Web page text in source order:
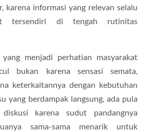
karena informasi yang relevan selalu
tersendiri di tengah rutinitas
menjadi perhatian masyarakat
bukan karena sensasi semata,
keterkaitannya dengan kebutuhan
yang berdampak langsung, ada pula
karena sudut pandangnya
sama-sama menarik untuk